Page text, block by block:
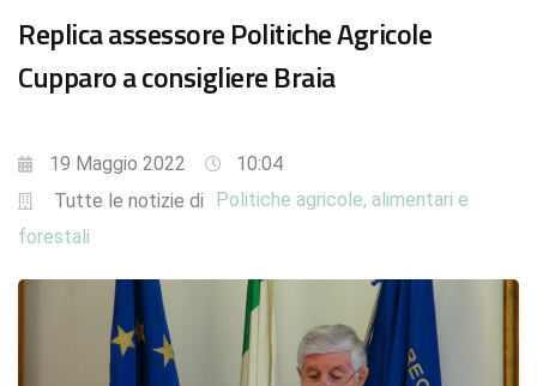
Replica assessore Politiche Agricole
Cupparo a consigliere Braia
19 Maggio 2022
10:04
Tutte le notizie di
Politiche agricole, alimentari e
forestali